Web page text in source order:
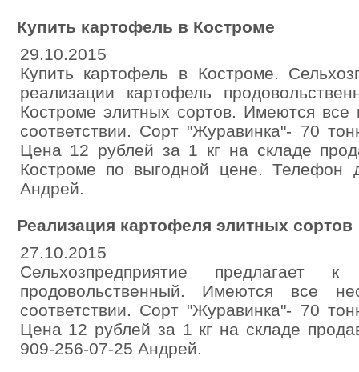
Купить картофель в Костроме
29.10.2015
Купить картофель в Костроме.
реализации картофель
Костроме элитных сортов. Имеются
соответствии. Сорт "Журавинка"- 70
Цена 12 рублей за 1 кг на складе
Костроме по выгодной цене. Телефон
Андрей.
Реализация картофеля элитных сортов
27.10.2015
Сельхозпредприятие предлагает
продовольственный. Имеются все
соответствии. Сорт "Журавинка"- 70
Цена 12 рублей за 1 кг на складе
909-256-07-25 Андрей.